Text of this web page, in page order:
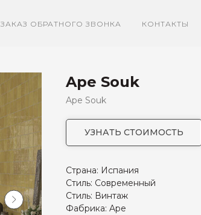
ЗАКАЗ ОБРАТНОГО ЗВОНКА КОНТАКТЫ
Ape Souk
Ape Souk
УЗНАТЬ СТОИМОСТЬ
Страна: Испания
Стиль: Современный
Стиль: Винтаж
Фабрика: Ape